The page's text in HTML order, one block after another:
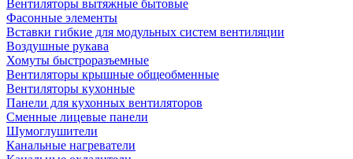
Вентиляторы вытяжные бытовые
Фасонные элементы
Вставки гибкие для модульных систем вентиляции
Воздушные рукава
Хомуты быстроразъемные
Вентиляторы крышные общеобменные
Вентиляторы кухонные
Панели для кухонных вентиляторов
Сменные лицевые панели
Шумоглушители
Канальные нагреватели